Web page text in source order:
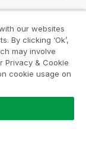
無断複写・
our websites
By clicking ‘Ok’,
may involve
Privacy & Cookie
cookie usage on